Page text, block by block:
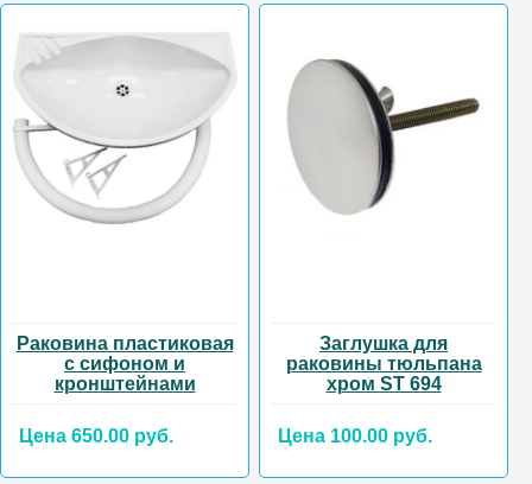
Раковина пластиковая
с сифоном и
кронштейнами
Цена 650.00 руб.
Заглушка для
раковины тюльпана
хром ST 694
Цена 100.00 руб.